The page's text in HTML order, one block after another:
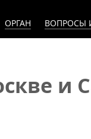
ОРГАН ВОПРОСЫ
и